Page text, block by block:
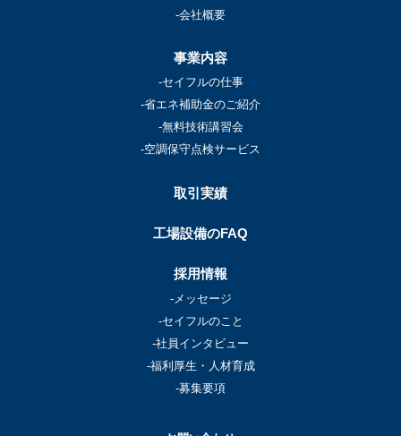
-会社概要
事業内容
-セイフルの仕事
-省エネ補助金のご紹介
-無料技術講習会
-空調保守点検サービス
取引実績
工場設備のFAQ
採用情報
-メッセージ
-セイフルのこと
-社員インタビュー
-福利厚生・人材育成
-募集要項